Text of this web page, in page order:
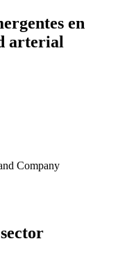
en
arterial
Company